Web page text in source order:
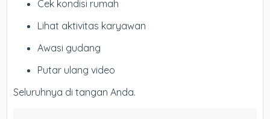
Cek kondisi rumah
Lihat aktivitas karyawan
Awasi gudang
Putar ulang video
Seluruhnya di tangan Anda.